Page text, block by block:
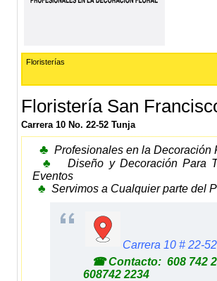
Floristerías
Floristería San
Carrera 10 No. 22-52 Tunja
♣ Profesionales en la Decoración
♣
Diseño y Decoración Para
Eventos
♣ Servimos a Cualquier parte del
Carrera 10 # 22-
☎ Contacto: 608 742
608742 2234